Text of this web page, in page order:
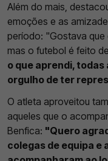
Além do mais,
emoções e as
período: "Gostava
mas o futebol é feito
o que aprendi,
orgulho de ter
O atleta aproveitou
aqueles que o
Benfica: "Quero
colegas de equipa e